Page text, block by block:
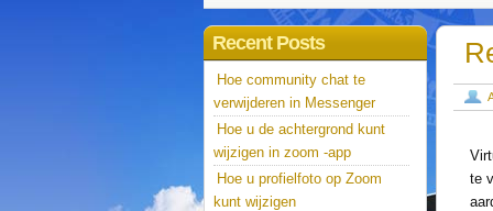
te
Recent Posts
Hoe community chat te
verwijderen in Messenger
Hoe u de achtergrond kunt
wijzigen in zoom -app
Hoe u profielfoto op Zoom
kunt wijzigen